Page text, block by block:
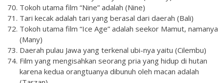
Tokoh utama film “Nine” adalah (Nine)
Tari kecak adalah tari yang berasal dari daerah (Bali)
Tokoh utama film “Ice Age” adalah seekor Mamut, namanya
(Many)
Daerah pulau Jawa yang terkenal ubi-nya yaitu (Cilembu)
Film yang mengisahkan seorang pria yang hidup di hutan
karena kedua orangtuanya dibunuh oleh macan adalah